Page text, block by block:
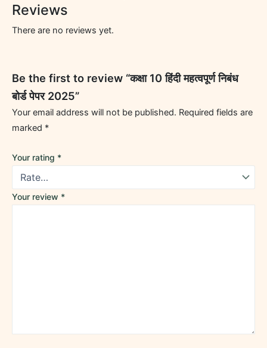
Reviews
There are no reviews yet.
Be the first to review “कक्षा 10 हिंदी महत्वपूर्ण निबंध
बोर्ड पेपर 2025”
Your email address will not be published. Required fields are
marked *
Your rating *
Your review *